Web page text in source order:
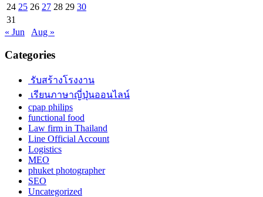
24 25 26 27 28 29 30
31
« Jun
Aug »
Categories
รับสร้างโรงงาน
เรียนภาษาญี่ปุ่นออนไลน์
cpap philips
functional food
Law firm in Thailand
Line Official Account
Logistics
MEO
phuket photographer
SEO
Uncategorized